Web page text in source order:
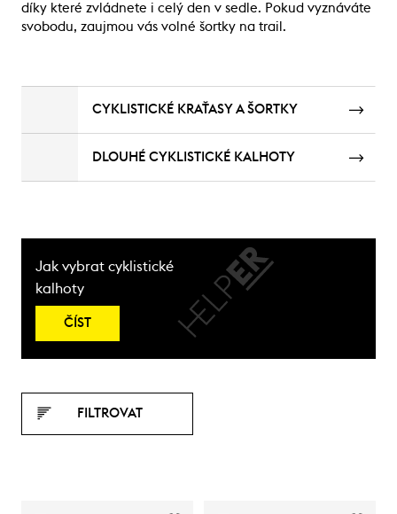
díky které zvládnete i celý den v sedle. Pokud vyznáváte
svobodu, zaujmou vás volné šortky na trail.
CYKLISTICKÉ KRAŤASY A ŠORTKY
DLOUHÉ CYKLISTICKÉ KALHOTY
Jak vybrat cyklistické
kalhoty
ČÍST
FILTROVAT